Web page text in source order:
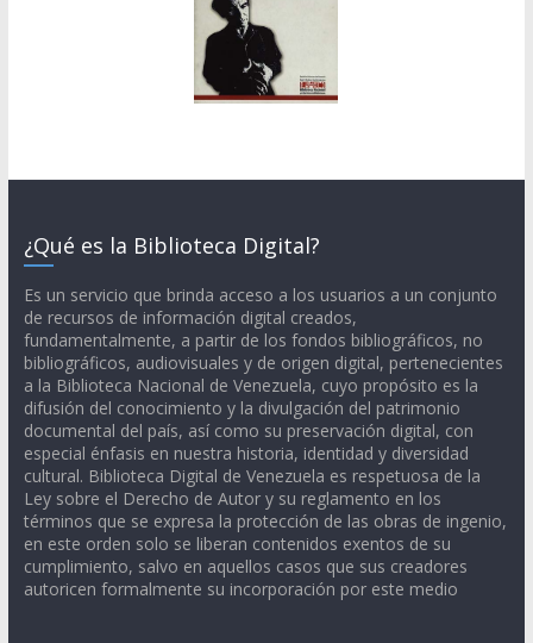
¿Qué es la Biblioteca Digital?
Es un servicio que brinda acceso a los usuarios a un conjunto
de recursos de información digital creados,
fundamentalmente, a partir de los fondos bibliográficos, no
bibliográficos, audiovisuales y de origen digital, pertenecientes
a la Biblioteca Nacional de Venezuela, cuyo propósito es la
difusión del conocimiento y la divulgación del patrimonio
documental del país, así como su preservación digital, con
especial énfasis en nuestra historia, identidad y diversidad
cultural. Biblioteca Digital de Venezuela es respetuosa de la
Ley sobre el Derecho de Autor y su reglamento en los
términos que se expresa la protección de las obras de ingenio,
en este orden solo se liberan contenidos exentos de su
cumplimiento, salvo en aquellos casos que sus creadores
autoricen formalmente su incorporación por este medio